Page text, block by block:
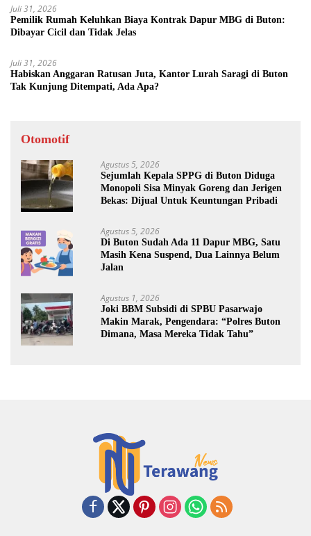
Juli 31, 2026
Pemilik Rumah Keluhkan Biaya Kontrak Dapur MBG di Buton:
Dibayar Cicil dan Tidak Jelas
Juli 31, 2026
Habiskan Anggaran Ratusan Juta, Kantor Lurah Saragi di Buton
Tak Kunjung Ditempati, Ada Apa?
Otomotif
Agustus 5, 2026
Sejumlah Kepala SPPG di Buton Diduga
Monopoli Sisa Minyak Goreng dan Jerigen
Bekas: Dijual Untuk Keuntungan Pribadi
Agustus 5, 2026
Di Buton Sudah Ada 11 Dapur MBG, Satu
Masih Kena Suspend, Dua Lainnya Belum
Jalan
Agustus 1, 2026
Joki BBM Subsidi di SPBU Pasarwajo
Makin Marak, Pengendara: “Polres Buton
Dimana, Masa Mereka Tidak Tahu”